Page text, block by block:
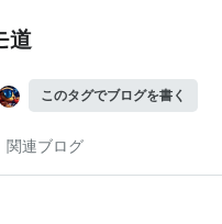
道
このタグでブログを書く
関連ブログ